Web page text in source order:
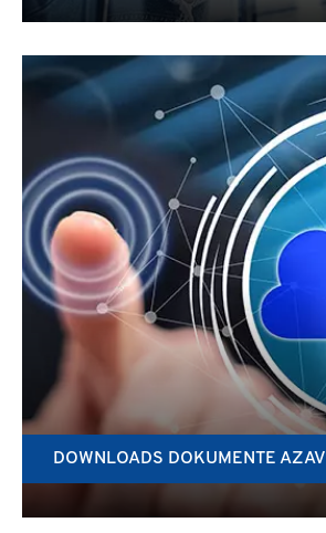
DOWNLOADS DOKUMENTE AZAV